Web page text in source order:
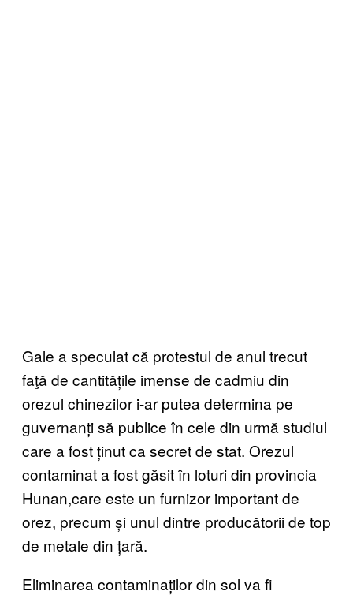
Gale a speculat că protestul de anul trecut
faţă de cantitățile imense de cadmiu din
orezul chinezilor i-ar putea determina pe
guvernanți să publice în cele din urmă studiul
care a fost ținut ca secret de stat. Orezul
contaminat a fost găsit în loturi din provincia
Hunan,care este un furnizor important de
orez, precum și unul dintre producătorii de top
de metale din țară.
Eliminarea contaminaților din sol va fi